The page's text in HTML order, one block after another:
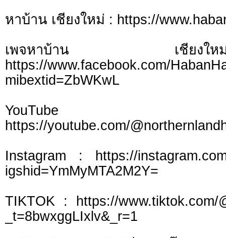
หาบ้าน เชียงใหม่ : https://
เพจหาบ้าน เชี
https://www.facebook.com/
mibextid=ZbWKwL
https://youtube.com/
Instagram : https://
igshid=YmMyMTA2M2Y=
TIKTOK : https://www.tiktok.com/
_t=8bwxggLIxlv&_r=1